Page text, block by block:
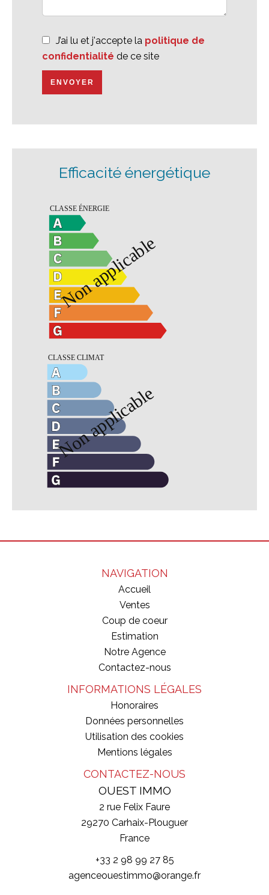
J’ai lu et j'accepte la politique de
confidentialité de ce site
ENVOYER
Efficacité énergétique
NAVIGATION
Accueil
Ventes
Coup de coeur
Estimation
Notre Agence
Contactez-nous
INFORMATIONS LÉGALES
Honoraires
Données personnelles
Utilisation des cookies
Mentions légales
CONTACTEZ-NOUS
OUEST IMMO
2 rue Felix Faure
29270 Carhaix-Plouguer
France
+33 2 98 99 27 85
agenceouestimmo@orange.fr